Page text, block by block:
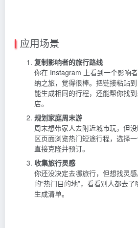
应用场景
复制影响者的旅行路线
你在 Instagram 上看到一个影响
纳之旅，觉得很棒。把链接粘贴
能生成相同的行程，还能帮你找
店。
规划家庭周末游
周末想带家人去附近城市玩，但
区页面浏览热门短途行程，选择一
直接克隆并预订。
收集旅行灵感
你还没决定去哪旅行，但想找灵
的“热门目的地”，看看别人都去
生成清单。